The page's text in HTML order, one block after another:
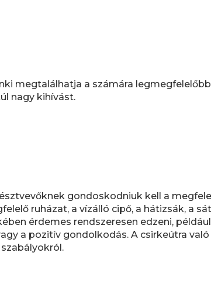
megtalálhatja a számára
nagy kihívást.
gondoskodniuk kell a
ruházat, a vízálló cipő, a hátizsák, a
érdemes rendszeresen edzeni,
a pozitív gondolkodás. A csirkeútra